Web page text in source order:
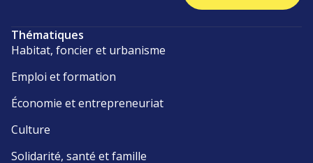
Thématiques
Habitat, foncier et urbanisme
Emploi et formation
Économie et entrepreneuriat
Culture
Solidarité, santé et famille